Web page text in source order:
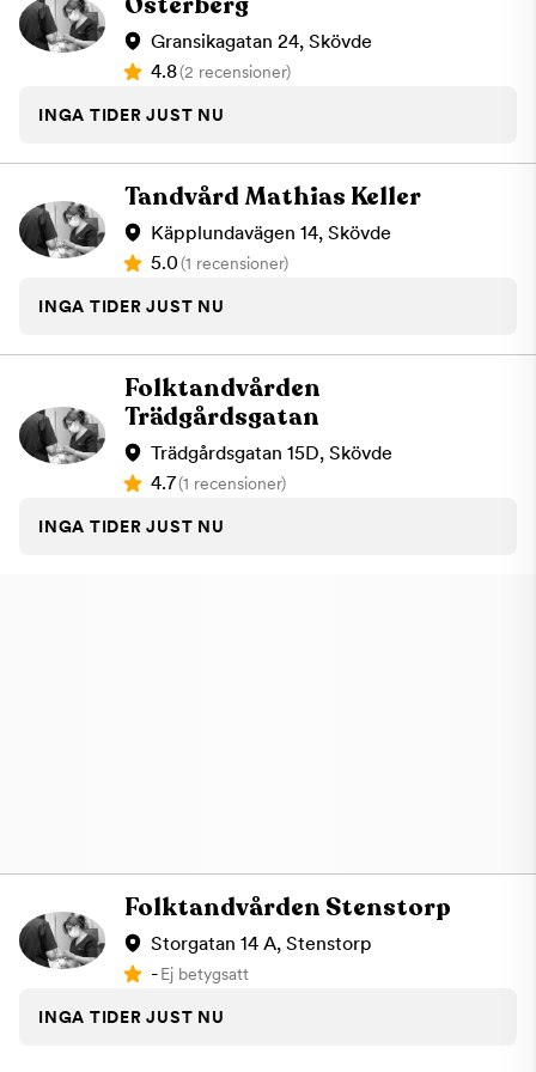
Gransikagatan 24, Skövde
4.8(2 recensioner)
INGA TIDER JUST NU
Tandvård Mathias Keller
Käpplundavägen 14, Skövde
5.0(1 recensioner)
INGA TIDER JUST NU
Folktandvården
Trädgårdsgatan
Trädgårdsgatan 15D, Skövde
4.7(1 recensioner)
INGA TIDER JUST NU
Folktandvården Stenstorp
Storgatan 14 A, Stenstorp
-Ej betygsatt
INGA TIDER JUST NU